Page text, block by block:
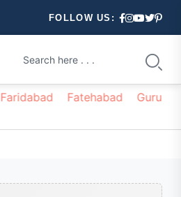
FOLLOW US:
Faridabad Fatehabad